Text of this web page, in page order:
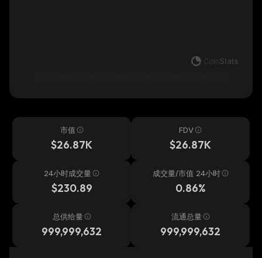
市值
$26.87K
FDV
$26.87K
24小时成交量
$230.89
成交量/市值 24小时
0.86%
总供给量
999,999,632
流通总量
999,999,632